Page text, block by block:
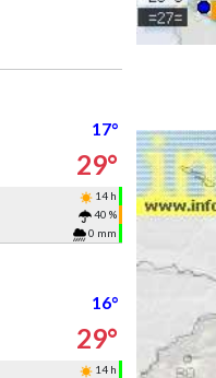
17°
29°
14 h
40 %
0 mm
16°
29°
14 h